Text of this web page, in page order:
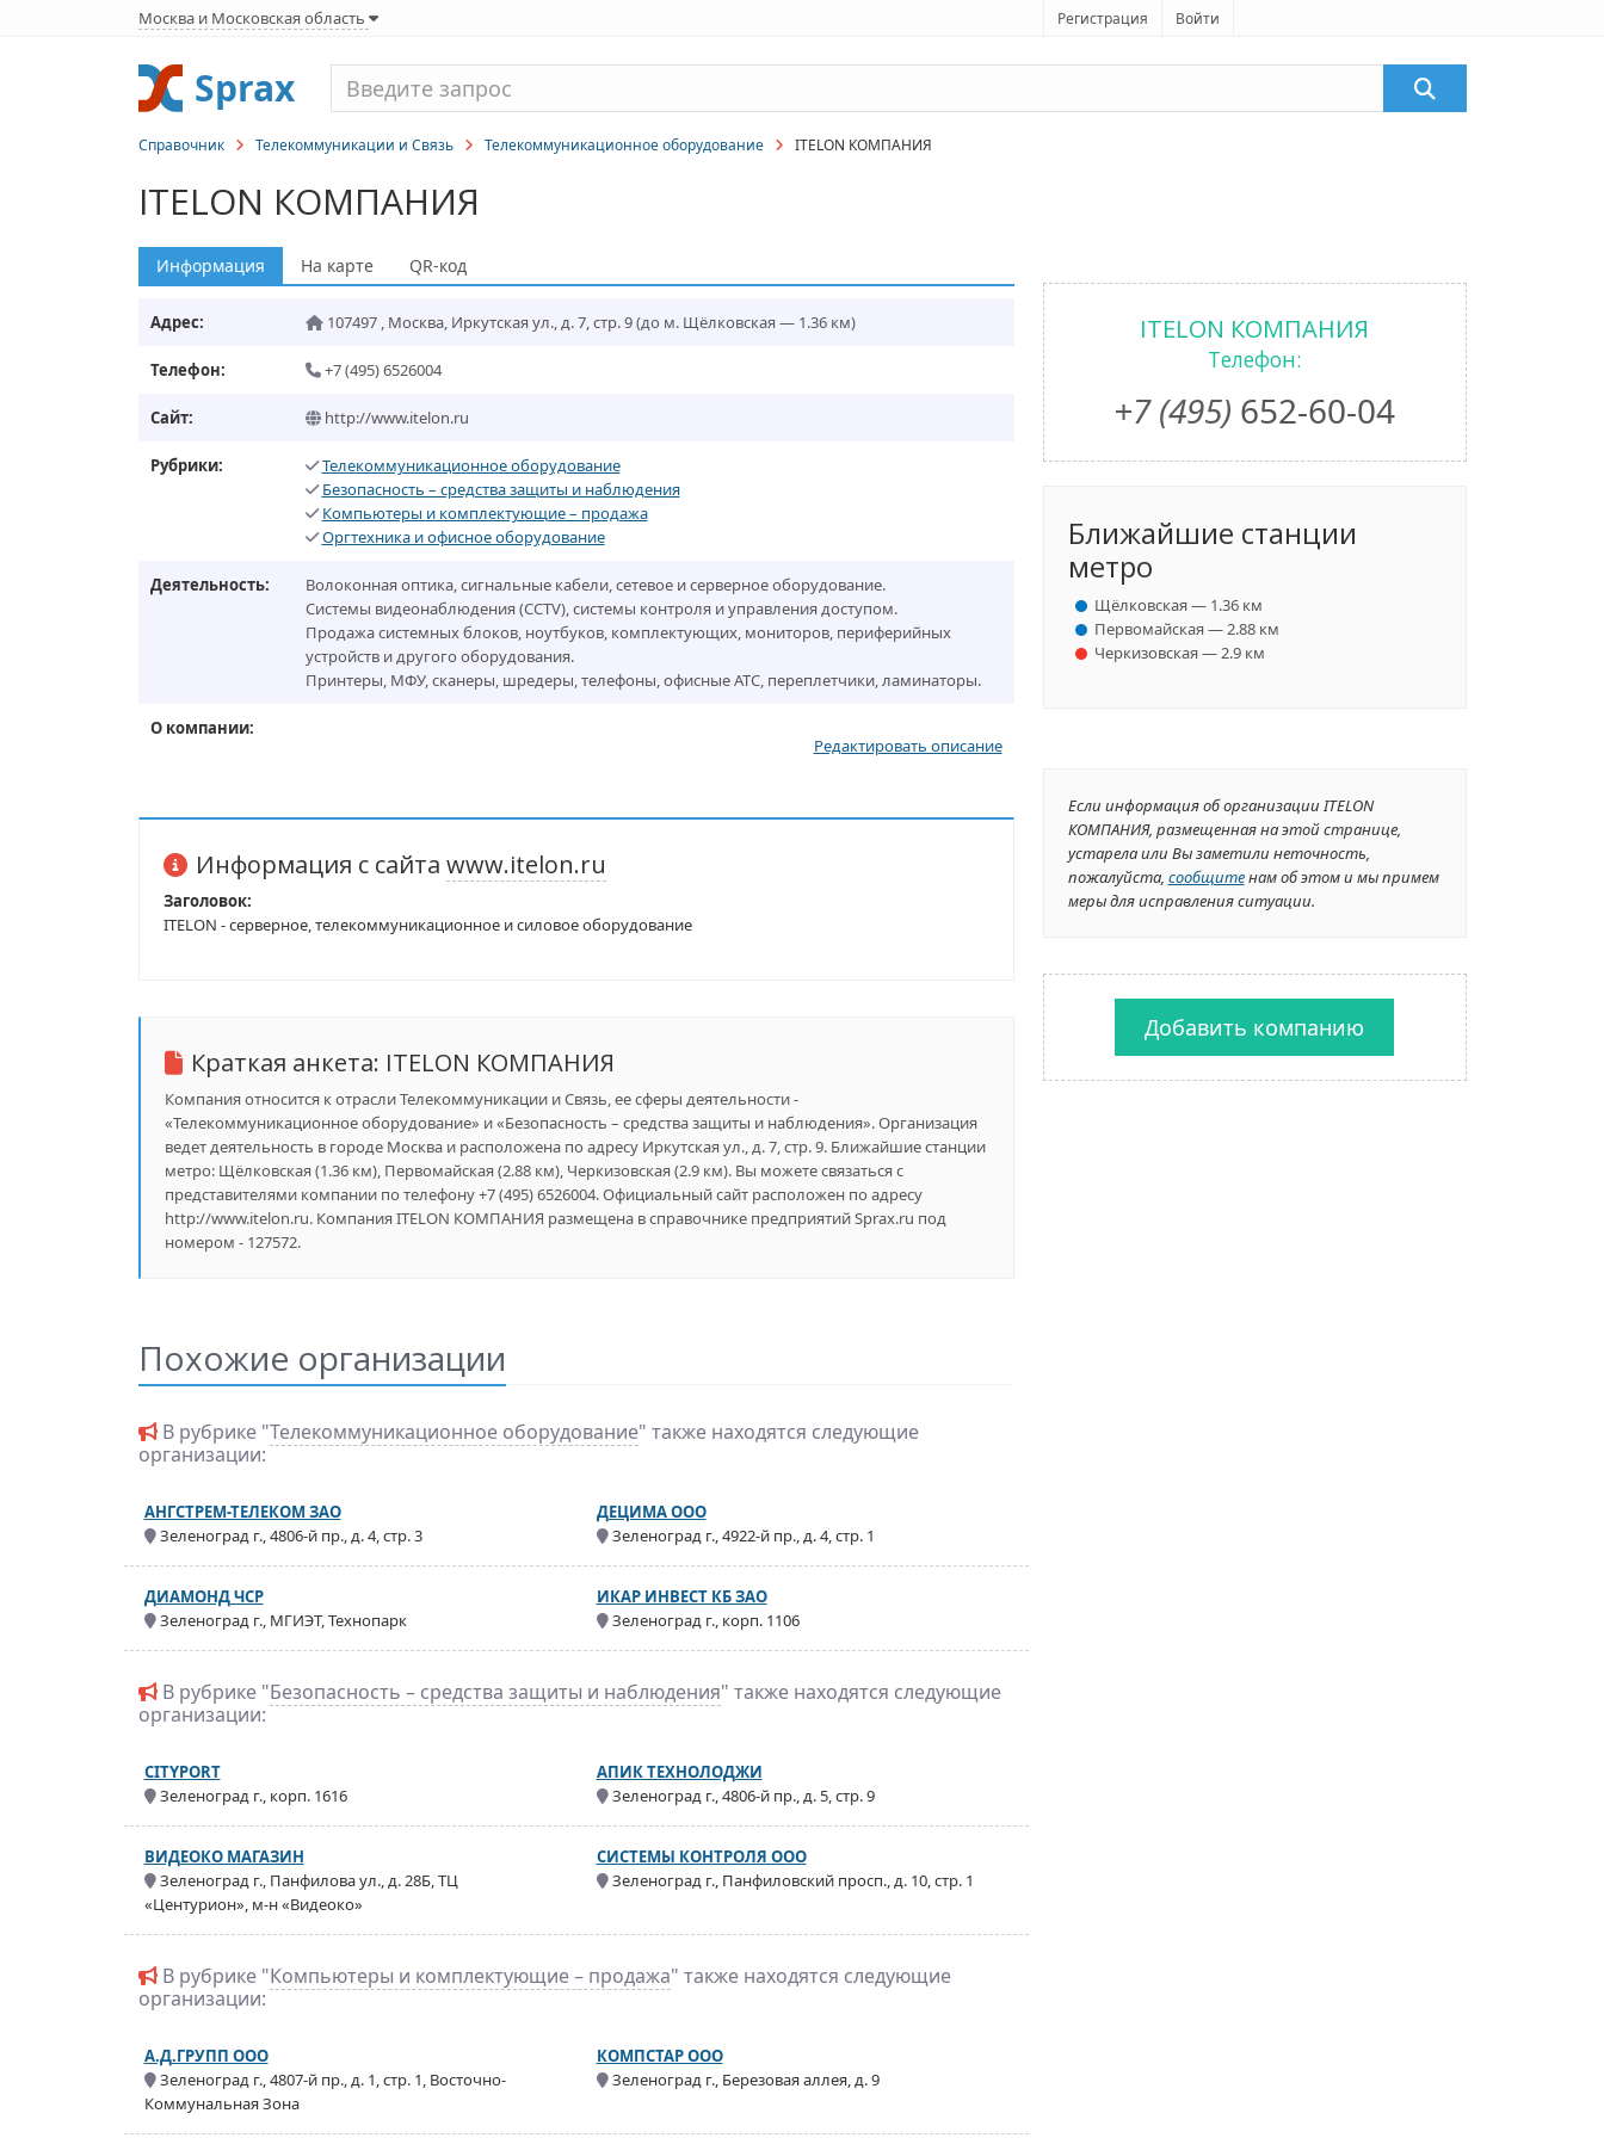
Москва и Московская область Регистрация Войти
Sprax
Справочник Телекоммуникации и Связь Телекоммуникационное оборудование ITELON КОМПАНИЯ
ITELON КОМПАНИЯ
Информация На карте QR-код
Адрес: 107497, Москва, Иркутская ул., д. 7, стр. 9(до м. Щёлковская — 1.36 км)
Телефон: +7 (495) 6526004
Сайт: http://www.itelon.ru
Рубрики:
Телекоммуникационное оборудование
Безопасность – средства защиты и наблюдения
Компьютеры и комплектующие – продажа
Оргтехника и офисное оборудование
Деятельность:
Волоконная оптика, сигнальные кабели, сетевое и серверное оборудование.
Системы видеонаблюдения (CCTV), системы контроля и управления доступом.
Продажа системных блоков, ноутбуков, комплектующих, мониторов, периферийных
устройств и другого оборудования.
Принтеры, МФУ, сканеры, шредеры, телефоны, офисные АТС, переплетчики, ламинаторы.
О компании:
Редактировать описание
Информация с сайта www.itelon.ru
Заголовок:
ITELON - серверное, телекоммуникационное и силовое оборудование
Краткая анкета: ITELON КОМПАНИЯ
Компания относится к отрасли Телекоммуникации и Связь, ее сферы деятельности -
«Телекоммуникационное оборудование» и «Безопасность – средства защиты и наблюдения». Организация
ведет деятельность в городе Москва и расположена по адресу Иркутская ул., д. 7, стр. 9. Ближайшие станции
метро: Щёлковская (1.36 км), Первомайская (2.88 км), Черкизовская (2.9 км). Вы можете связаться с
представителями компании по телефону +7 (495) 6526004. Официальный сайт расположен по адресу
http://www.itelon.ru. Компания ITELON КОМПАНИЯ размещена в справочнике предприятий Sprax.ru под
номером - 127572.
Похожие организации
В рубрике "Телекоммуникационное оборудование" также находятся следующие
организации:
АНГСТРЕМ-ТЕЛЕКОМ ЗАО
Зеленоград г., 4806-й пр., д. 4, стр. 3
ДЕЦИМА ООО
Зеленоград г., 4922-й пр., д. 4, стр. 1
ДИАМОНД ЧСР
Зеленоград г., МГИЭТ, Технопарк
ИКАР ИНВЕСТ КБ ЗАО
Зеленоград г., корп. 1106
В рубрике "Безопасность – средства защиты и наблюдения" также находятся следующие
организации:
CITYPORT
Зеленоград г., корп. 1616
АПИК ТЕХНОЛОДЖИ
Зеленоград г., 4806-й пр., д. 5, стр. 9
ВИДЕОКО МАГАЗИН
Зеленоград г., Панфилова ул., д. 28Б, ТЦ
«Центурион», м-н «Видеоко»
СИСТЕМЫ КОНТРОЛЯ ООО
Зеленоград г., Панфиловский просп., д. 10, стр. 1
В рубрике "Компьютеры и комплектующие – продажа" также находятся следующие
организации:
А.Д.ГРУПП ООО
Зеленоград г., 4807-й пр., д. 1, стр. 1, Восточно-
Коммунальная Зона
КОМПСТАР ООО
Зеленоград г., Березовая аллея, д. 9
ITELON КОМПАНИЯ
Телефон:
+7 (495) 652-60-04
Ближайшие станции
метро
Щёлковская — 1.36 км
Первомайская — 2.88 км
Черкизовская — 2.9 км
Если информация об организации ITELON
КОМПАНИЯ, размещенная на этой странице,
устарела или Вы заметили неточность,
пожалуйста, сообщитенам об этом и мы примем
меры для исправления ситуации.
Добавить компанию